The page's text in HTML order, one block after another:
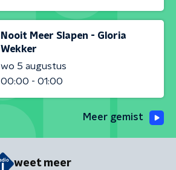
Nooit Meer Slapen - Gloria
Wekker
wo 5 augustus
00:00 - 01:00
Meer gemist
weet meer